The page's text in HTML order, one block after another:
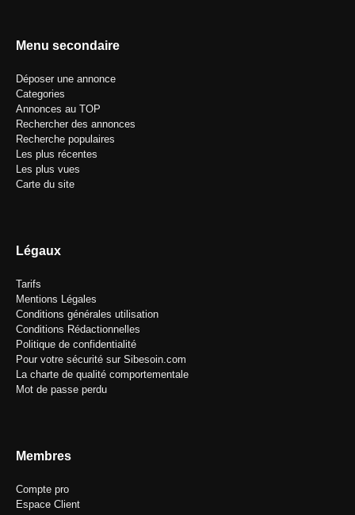
Menu secondaire
Déposer une annonce
Categories
Annonces au TOP
Rechercher des annonces
Recherche populaires
Les plus récentes
Les plus vues
Carte du site
Légaux
Tarifs
Mentions Légales
Conditions générales utilisation
Conditions Rédactionnelles
Politique de confidentialité
Pour votre sécurité sur Sibesoin.com
La charte de qualité comportementale
Mot de passe perdu
Membres
Compte pro
Espace Client